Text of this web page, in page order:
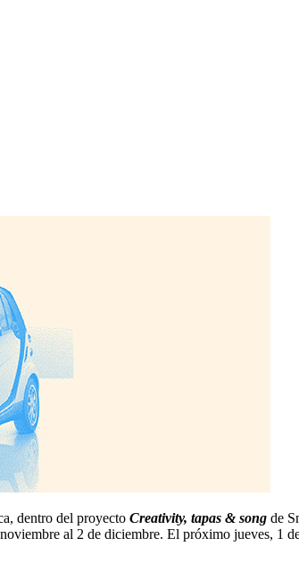
dentro del proyecto Creativity, tapas & song de
al 2 de diciembre. El próximo jueves, 1